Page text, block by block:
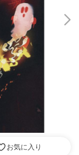
お気に入り